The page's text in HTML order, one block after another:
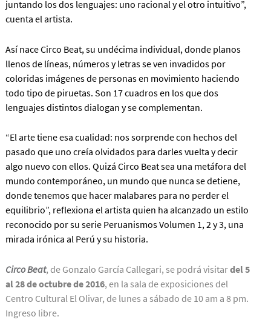
juntando los dos lenguajes: uno racional y el otro intuitivo”,
cuenta el artista.
Así nace Circo Beat, su undécima individual, donde planos
llenos de líneas, números y letras se ven invadidos por
coloridas imágenes de personas en movimiento haciendo
todo tipo de piruetas. Son 17 cuadros en los que dos
lenguajes distintos dialogan y se complementan.
“El arte tiene esa cualidad: nos sorprende con hechos del
pasado que uno creía olvidados para darles vuelta y decir
algo nuevo con ellos. Quizá Circo Beat sea una metáfora del
mundo contemporáneo, un mundo que nunca se detiene,
donde tenemos que hacer malabares para no perder el
equilibrio”, reflexiona el artista quien ha alcanzado un estilo
reconocido por su serie Peruanismos Volumen 1, 2 y 3, una
mirada irónica al Perú y su historia.
Circo Beat, de Gonzalo García Callegari, se podrá visitardel 5
al 28 de octubre de 2016, en la sala de exposiciones del
Centro Cultural El Olivar, de lunes a sábado de 10 am a 8 pm.
Ingreso libre.